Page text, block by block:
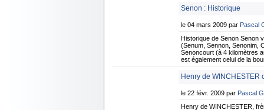
Senon : Historique
le 04 mars 2009 par Pascal
Historique de Senon Senon
(Senum, Sennon, Senonim,
Senoncourt (à 4 kilomètres
est également celui de la
Henry de
le 22 févr. 2009 par Pascal
Henry de WINCHESTER,